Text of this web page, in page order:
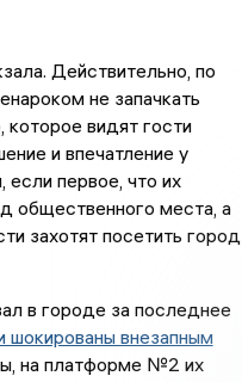
Действительно, по
не запачкать
видят гости
и впечатление у
первое, что их
общественного места, а
захотят посетить город
в городе за последнее
шокированы внезапным
на платформе №2 их